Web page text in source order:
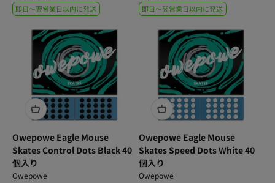
即日〜翌営業日以内に発送 即日〜翌営業日以内に発送
Owepowe Eagle Mouse
Skates Control Dots Black 40
個入り
Owepowe
Owepowe Eagle Mouse
Skates Speed Dots White 40
個入り
Owepowe